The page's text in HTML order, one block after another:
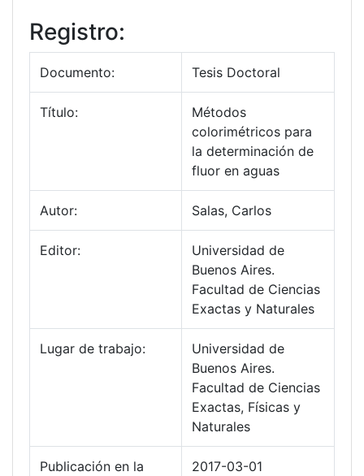
Registro:
Documento: Tesis Doctoral
Título:
Métodos
colorimétricos para
la determinación de
fluor en aguas
Autor: Salas, Carlos
Editor:
Universidad de
Buenos Aires.
Facultad de Ciencias
Exactas y Naturales
Lugar de trabajo:
Universidad de
Buenos Aires.
Facultad de Ciencias
Exactas, Físicas y
Naturales
Publicación en la
2017-03-01